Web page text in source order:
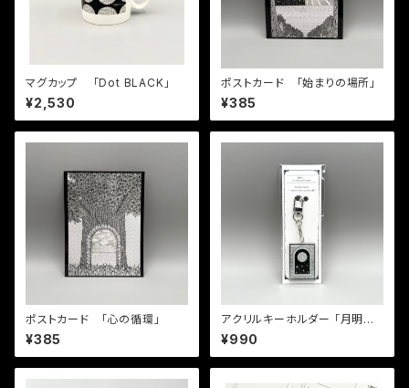
マグカップ 「Dot BLACK」
¥2,530
ポストカード 「始まりの場所」
¥385
ポストカード 「心の循環」
¥385
アクリルキーホルダー 「月明か
りの先に広がる世界」
¥990